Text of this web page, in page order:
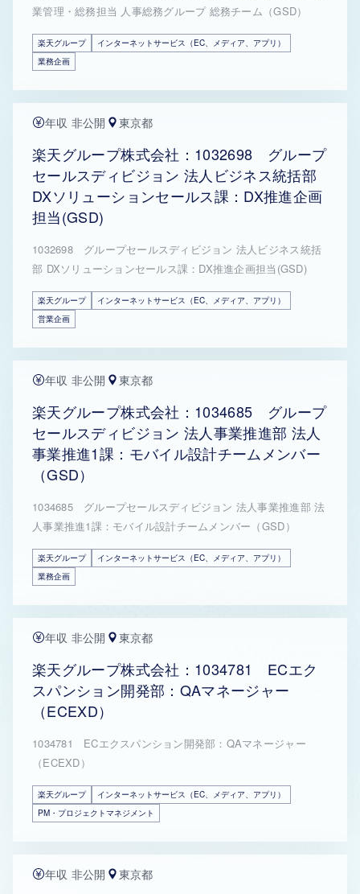
業管理・総務担当 人事総務グループ 総務チーム（GSD）
楽天グループ
インターネットサービス（EC、メディア、アプリ）
業務企画
年収 非公開 東京都
楽天グループ株式会社：1032698 グループ
セールスディビジョン 法人ビジネス統括部
DXソリューションセールス課：DX推進企画
担当(GSD)
1032698 グループセールスディビジョン 法人ビジネス統括
部 DXソリューションセールス課：DX推進企画担当(GSD)
楽天グループ
インターネットサービス（EC、メディア、アプリ）
営業企画
年収 非公開 東京都
楽天グループ株式会社：1034685 グループ
セールスディビジョン 法人事業推進部 法人
事業推進1課：モバイル設計チームメンバー
（GSD）
1034685 グループセールスディビジョン 法人事業推進部 法
人事業推進1課：モバイル設計チームメンバー（GSD）
楽天グループ
インターネットサービス（EC、メディア、アプリ）
業務企画
年収 非公開 東京都
楽天グループ株式会社：1034781 ECエク
スパンション開発部：QAマネージャー
（ECEXD）
1034781 ECエクスパンション開発部：QAマネージャー
（ECEXD）
楽天グループ
インターネットサービス（EC、メディア、アプリ）
PM・プロジェクトマネジメント
年収 非公開 東京都